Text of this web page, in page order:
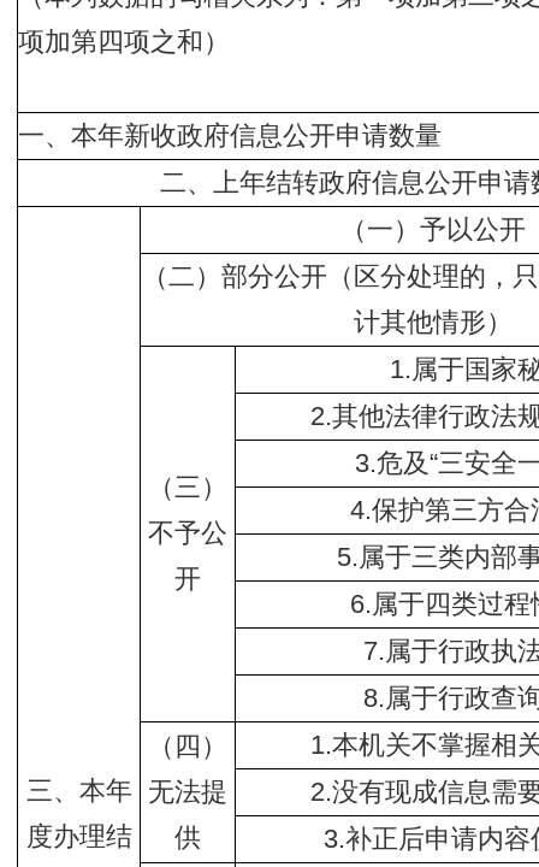
项加第四项之和）
一、本年新收政府信息公开申请数量
二、上年结转政府信息公开申请
三、本年
度办理结
（一）予以公开
（二）部分公开（区分处理的，
计其他情形）
（三）
不予公
开
1.属于国家
2.其他法律行政法
3.危及“三安全
4.保护第三方合
5.属于三类内部
6.属于四类过程
7.属于行政执
8.属于行政查
（四）
无法提
供
1.本机关不掌握相
2.没有现成信息需
3.补正后申请内容